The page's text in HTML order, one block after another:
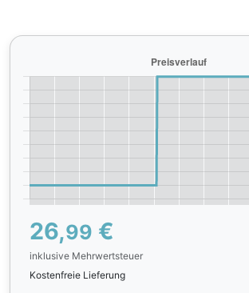
26,99 €
inklusive Mehrwertsteuer
Kostenfreie Lieferung